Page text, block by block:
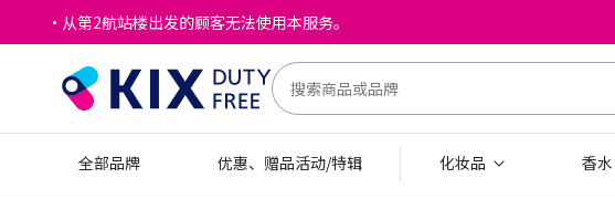
・从第2航站楼出发的顾客无法使用本服务。
全部品牌 优惠、赠品活动/特辑 化妆品 香水